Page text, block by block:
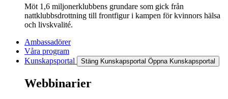
Möt 1,6 miljonerklubbens grundare som gick från
nattklubbsdrottning till frontfigur i kampen för kvinnors hälsa
och livskvalité.
Ambassadörer
Våra program
Kunskapsportal
Stäng Kunskapsportal Öppna Kunskapsportal
Webbinarier